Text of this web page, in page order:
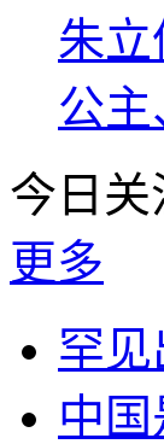
朱
公
今日关
更多
罕
中